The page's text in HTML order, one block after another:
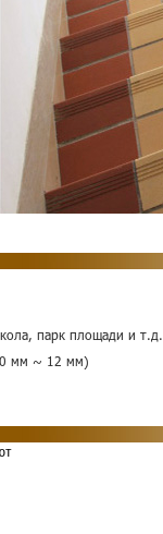
парк площади и т.д.
мм ~ 12 мм)